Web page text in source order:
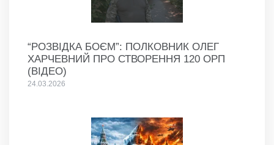
“РОЗВІДКА БОЄМ”: ПОЛКОВНИК ОЛЕГ
ХАРЧЕВНИЙ ПРО СТВОРЕННЯ 120 ОРП
(ВІДЕО)
24.03.2026